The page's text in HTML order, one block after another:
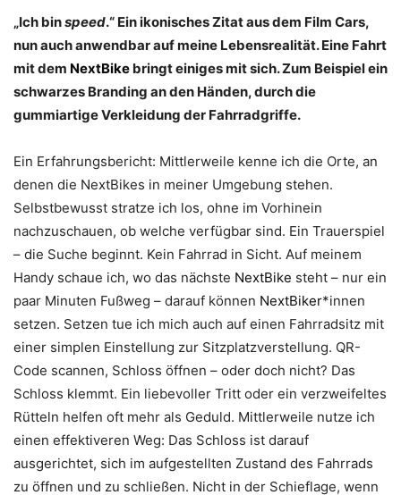
„Ich binspeed.“ Ein ikonisches Zitat aus dem Film Cars,
nun auch anwendbar auf meine Lebensrealität. Eine Fahrt
mit dem NextBike bringt einiges mit sich. Zum Beispiel ein
schwarzes Branding an den Händen, durch die
gummiartige Verkleidung der Fahrradgriffe.
Ein Erfahrungsbericht: Mittlerweile kenne ich die Orte, an
denen die NextBikes in meiner Umgebung stehen.
Selbstbewusst stratze ich los, ohne im Vorhinein
nachzuschauen, ob welche verfügbar sind. Ein Trauerspiel
– die Suche beginnt. Kein Fahrrad in Sicht. Auf meinem
Handy schaue ich, wo das nächste NextBike steht – nur ein
paar Minuten Fußweg – darauf können NextBiker*innen
setzen. Setzen tue ich mich auch auf einen Fahrradsitz mit
einer simplen Einstellung zur Sitzplatzverstellung. QR-
Code scannen, Schloss öffnen – oder doch nicht? Das
Schloss klemmt. Ein liebevoller Tritt oder ein verzweifeltes
Rütteln helfen oft mehr als Geduld. Mittlerweile nutze ich
einen effektiveren Weg: Das Schloss ist darauf
ausgerichtet, sich im aufgestellten Zustand des Fahrrads
zu öffnen und zu schließen. Nicht in der Schieflage, wenn